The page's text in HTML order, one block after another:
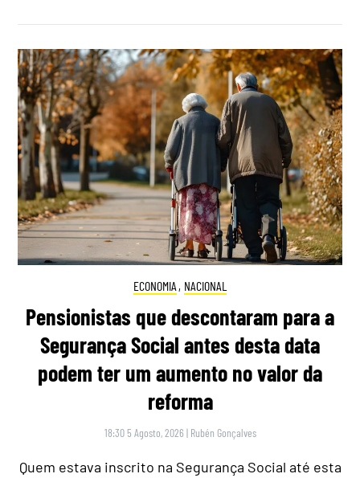
ECONOMIA , NACIONAL
Pensionistas que descontaram para a
Segurança Social antes desta data
podem ter um aumento no valor da
reforma
18:30 5 Agosto, 2026 | Rubén Gonçalves
Quem estava inscrito na Segurança Social até esta